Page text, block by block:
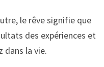
le rêve signifie que
des expériences et
dans la vie.